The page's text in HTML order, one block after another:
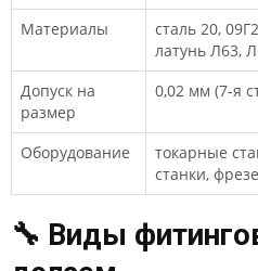
Материалы
сталь 20,
латунь Л63,
Допуск на
размер
0,02 мм (7-я
Оборудование
токарные
станки,
🔧 Виды